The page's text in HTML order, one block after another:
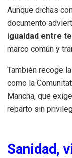
Aunque dichas
documento
igualdad entre
marco común y
También recoge
como la
Mancha, que
reparto sin
Sanidad,